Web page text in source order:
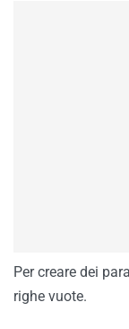
Per creare dei
righe vuote.